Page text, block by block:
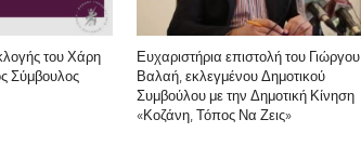
του Χάρη
Σύμβουλος
Ευχαριστήρια επιστολή του Γιώργου
Βαλαή, εκλεγμένου Δημοτικού
Συμβούλου με την Δημοτική Κίνηση
«Κοζάνη, Τόπος Να Ζεις»